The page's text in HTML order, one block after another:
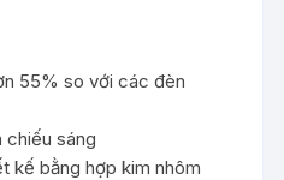
55% so với các đèn
chiếu sáng
kế bằng hợp kim nhôm